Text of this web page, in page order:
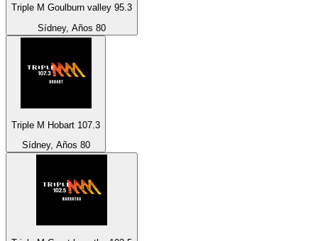
Triple M Goulburn valley 95.3
Sídney, Años 80
Triple M Hobart 107.3
Sídney, Años 80